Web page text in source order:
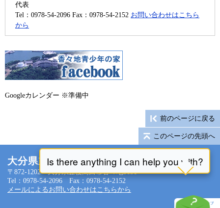
代表
Tel：0978-54-2096 Fax：0978-54-2152 お問い合わせはこちら
から
Googleカレンダー ※準備中
前のページに戻る
このページの先頭へ
大分県立香々地青少年の家
〒872-1202 大分県豊後高田市香々地5151
Tel：0978-54-2096 Fax：0978-54-2152
メールによるお問い合わせはこちらから